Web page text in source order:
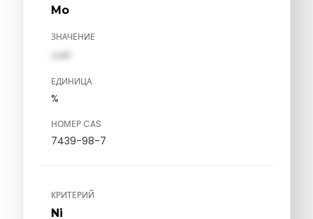
Mo
ЗНАЧЕНИЕ
val1
ЕДИНИЦА
%
НОМЕР CAS
7439-98-7
КРИТЕРИЙ
Ni